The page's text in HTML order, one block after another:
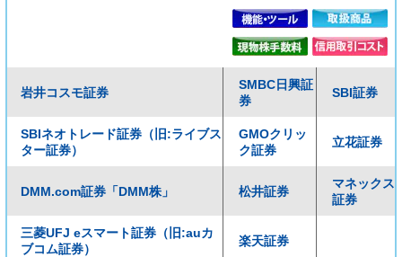
岩井コスモ証券
SMBC日興証
券
SBI証券
SBIネオトレード証券（旧:ライブス
ター証券）
GMOクリッ
ク証券
立花証券
DMM.com証券「DMM株」 松井証券
マネックス
証券
三菱UFJ eスマート証券（旧:auカ
ブコム証券）
楽天証券